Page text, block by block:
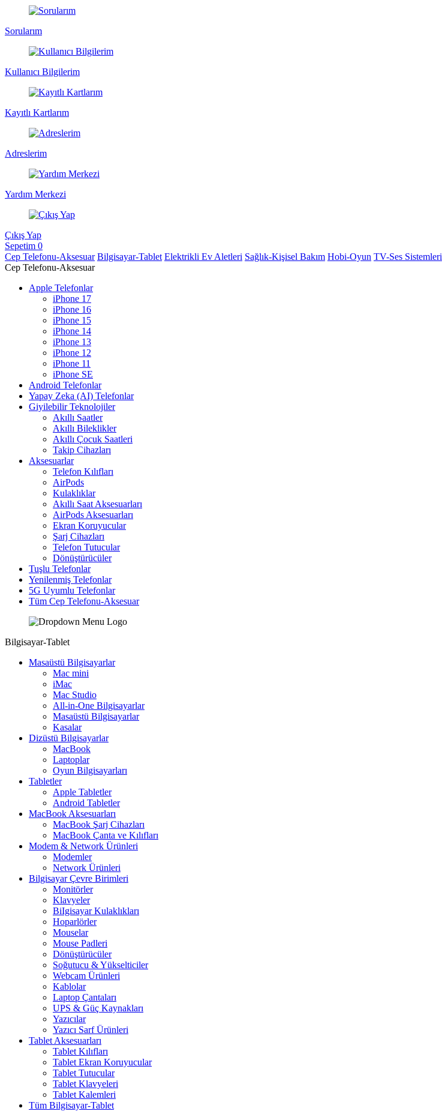
Sorularım
Kullanıcı Bilgilerim
Kayıtlı Kartlarım
Adreslerim
Yardım Merkezi
Çıkış Yap
Sepetim 0
Cep Telefonu-Aksesuar Bilgisayar-Tablet Elektrikli Ev Aletleri Sağlık-Kişisel Bakım Hobi-Oyun TV-Ses Sistemleri
Cep Telefonu-Aksesuar
Apple Telefonlar
iPhone 17
iPhone 16
iPhone 15
iPhone 14
iPhone 13
iPhone 12
iPhone 11
iPhone SE
Android Telefonlar
Yapay Zeka (AI) Telefonlar
Giyilebilir Teknolojiler
Akıllı Saatler
Akıllı Bileklikler
Akıllı Çocuk Saatleri
Takip Cihazları
Aksesuarlar
Telefon Kılıfları
AirPods
Kulaklıklar
Akıllı Saat Aksesuarları
AirPods Aksesuarları
Ekran Koruyucular
Şarj Cihazları
Telefon Tutucular
Dönüştürücüler
Tuşlu Telefonlar
Yenilenmiş Telefonlar
5G Uyumlu Telefonlar
Tüm Cep Telefonu-Aksesuar
Bilgisayar-Tablet
Masaüstü Bilgisayarlar
Mac mini
iMac
Mac Studio
All-in-One Bilgisayarlar
Masaüstü Bilgisayarlar
Kasalar
Dizüstü Bilgisayarlar
MacBook
Laptoplar
Oyun Bilgisayarları
Tabletler
Apple Tabletler
Android Tabletler
MacBook Aksesuarları
MacBook Şarj Cihazları
MacBook Çanta ve Kılıfları
Modem & Network Ürünleri
Modemler
Network Ürünleri
Bilgisayar Çevre Birimleri
Monitörler
Klavyeler
BiIgisayar Kulaklıkları
Hoparlörler
Mouselar
Mouse Padleri
Dönüştürücüler
Soğutucu & Yükselticiler
Webcam Ürünleri
Kablolar
Laptop Çantaları
UPS & Güç Kaynakları
Yazıcılar
Yazıcı Sarf Ürünleri
Tablet Aksesuarları
Tablet Kılıfları
Tablet Ekran Koruyucular
Tablet Tutucular
Tablet Klavyeleri
Tablet Kalemleri
Tüm Bilgisayar-Tablet